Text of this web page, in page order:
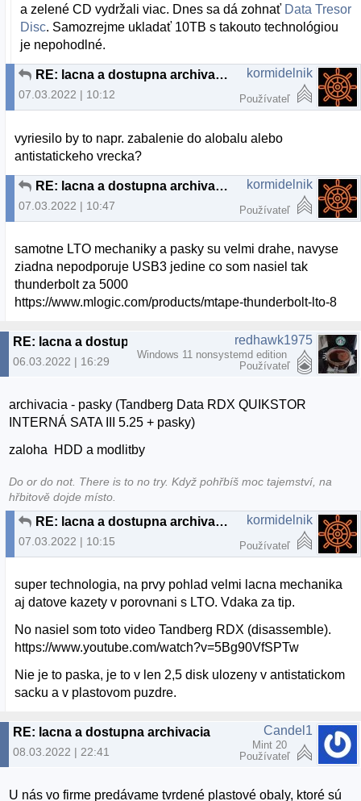
a zelené CD vydržali viac. Dnes sa dá zohnať Data Tresor
Disc. Samozrejme ukladať 10TB s takouto technológiou
je nepohodlné.
RE: lacna a dostupna archivacia
07.03.2022 | 10:12
kormidelnik
Používateľ
vyriesilo by to napr. zabalenie do alobalu alebo
antistatickeho vrecka?
RE: lacna a dostupna archivacia
07.03.2022 | 10:47
kormidelnik
Používateľ
samotne LTO mechaniky a pasky su velmi drahe, navyse
ziadna nepodporuje USB3 jedine co som nasiel tak
thunderbolt za 5000
https://www.mlogic.com/products/mtape-thunderbolt-lto-8
RE: lacna a dostupna archivacia
06.03.2022 | 16:29
redhawk1975
Windows 11 nonsystemd edition
Používateľ
archivacia - pasky (Tandberg Data RDX QUIKSTOR
INTERNÁ SATA III 5.25 + pasky)
zaloha HDD a modlitby
Do or do not. There is to no try.​ Když pohřbíš moc tajemství, na
hřbitově dojde místo.
RE: lacna a dostupna archivacia
07.03.2022 | 10:15
kormidelnik
Používateľ
super technologia, na prvy pohlad velmi lacna mechanika
aj datove kazety v porovnani s LTO. Vdaka za tip.
No nasiel som toto video Tandberg RDX (disassemble).
https://www.youtube.com/watch?v=5Bg90VfSPTw
Nie je to paska, je to v len 2,5 disk ulozeny v antistatickom
sacku a v plastovom puzdre.
RE: lacna a dostupna archivacia
08.03.2022 | 22:41
Candel1
Mint 20
Používateľ
U nás vo firme predávame tvrdené plastové obaly, ktoré sú